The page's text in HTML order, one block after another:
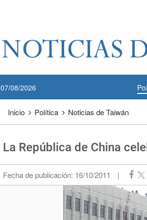
07/08/2026
Inicio Política Noticias de Taiwán
La República de China
Fecha de publicación: 16/10/2011 |